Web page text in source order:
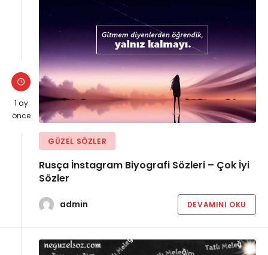
1 ay
önce
GÜZEL SÖZLER
Rusça İnstagram Biyografi Sözleri – Çok İyi
Sözler
admin DEVAMINI OKU